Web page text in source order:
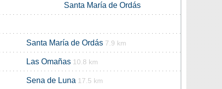
Santa María de Ordás
Santa María de Ordás 7.9 km
Las Omañas 10.8 km
Sena de Luna 17.5 km